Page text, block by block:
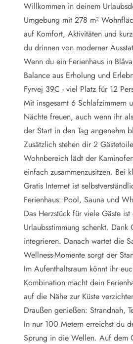
Verleihservice
Reisescheckliste
Endreinigung
Gutschein
Frühbucher
Mietbedingungen
Reiseführer Dänemark
Tipps für Urlaub in Dänemark
Wetter in Dänemark
Saisonzeiten
Badesicherheit im Meer
Naturschutz
Webcam Dänemark
Ferienhauskatalog
Fotowettbewerb
Vorteile bei uns
Reisecurity
Esmark KidsVIP
Esmark VIP - Partnervorteile und Rabatte
Preisgarantie
Keine Kaution
Gästebewertungen
Gratis WLAN
We love people
Willkommen in deinem
Umgebung mit 278 m²
auf Komfort, Aktivitäten und
du drinnen von moderner
Wenn du ein Ferienhaus in
Balance aus Erholung und
Fyrvej 39C - viel Platz für 12
Mit insgesamt 6 Schlafzimmern
Nächte freuen, auch wenn ihr
der Start in den Tag angenehm
Zusätzlich stehen dir 2
Wohnbereich lädt der
einfach zusammenzusitzen. Bei
Gratis Internet ist
Ferienhaus: Pool, Sauna und
Das Herzstück für viele Gäste
Urlaubsstimmung schenkt.
integrieren. Danach wartet die
Wellness-Momente sorgt der
Im Aufenthaltsraum könnt ihr
Kombination macht dein
auf die Nähe zur Küste
Draußen genießen: Strandnah,
In nur 100 Metern erreichst du
Sprung in die Wellen. Auf dem